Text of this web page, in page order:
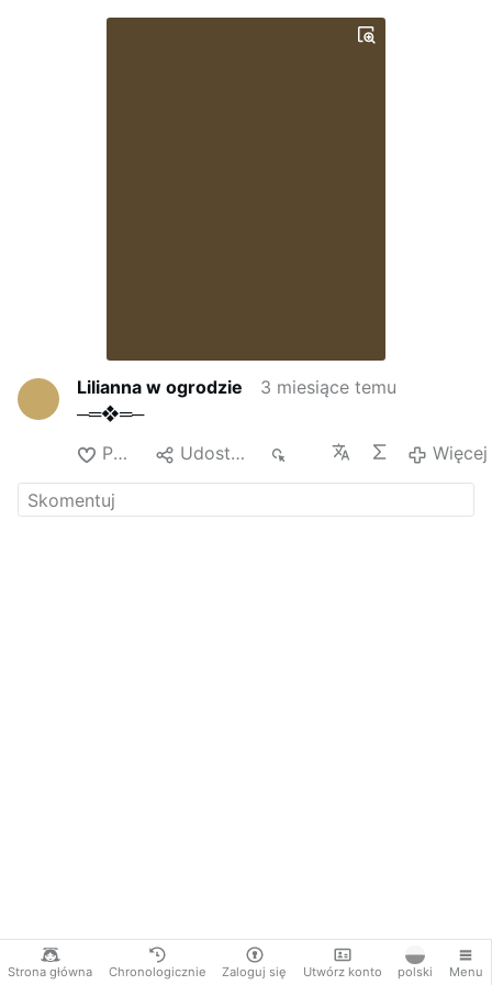
Strona główna Chronologicznie Zaloguj się Utwórz konto polski Menu
Lilianna w ogrodzie
3 miesiące temu
─═❖═─
Polub
Udostępnij Więcej